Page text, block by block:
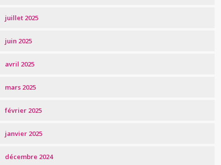
juillet 2025
juin 2025
avril 2025
mars 2025
février 2025
janvier 2025
décembre 2024